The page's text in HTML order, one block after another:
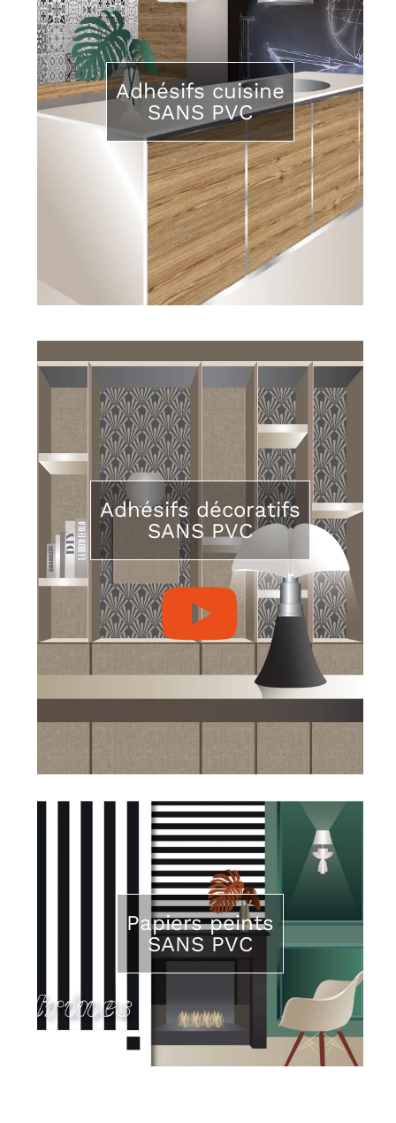
Adhésifs cuisine
SANS PVC
Adhésifs décoratifs
SANS PVC
Papiers peints
SANS PVC